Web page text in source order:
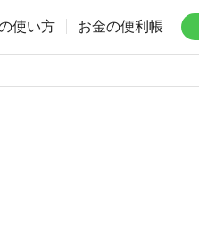
使い方 お金の便利帳